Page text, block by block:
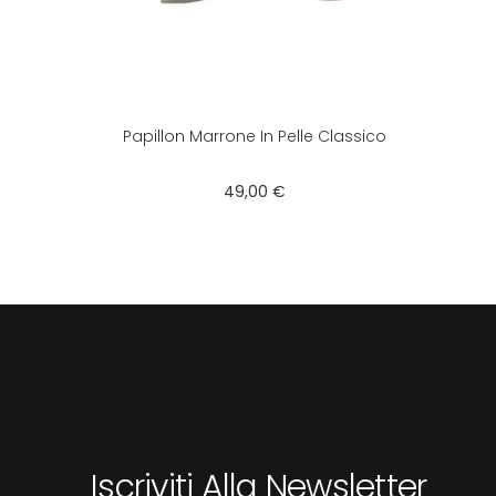
Papillon Marrone In Pelle Classico
Prezzo
49,00 €
Iscriviti Alla Newsletter